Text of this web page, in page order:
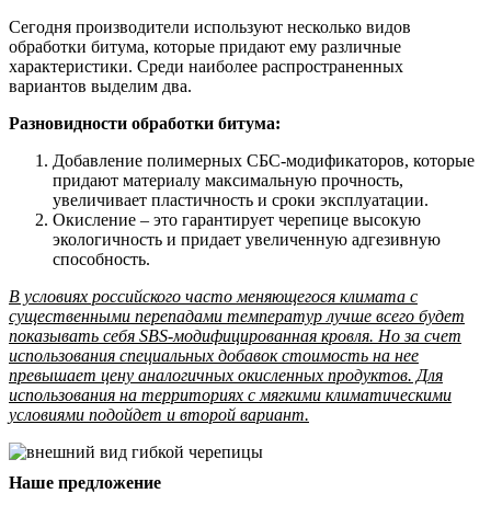
Сегодня производители используют несколько видов
обработки битума, которые придают ему различные
характеристики. Среди наиболее распространенных
вариантов выделим два.
Разновидности обработки битума:
Добавление полимерных СБС-модификаторов, которые
придают материалу максимальную прочность,
увеличивает пластичность и сроки эксплуатации.
Окисление – это гарантирует черепице высокую
экологичность и придает увеличенную адгезивную
способность.
В условиях российского часто меняющегося климата с
существенными перепадами температур лучше всего будет
показывать себя SBS-модифицированная кровля. Но за счет
использования специальных добавок стоимость на нее
превышает цену аналогичных окисленных продуктов. Для
использования на территориях с мягкими климатическими
условиями подойдет и второй вариант.
Наше предложение